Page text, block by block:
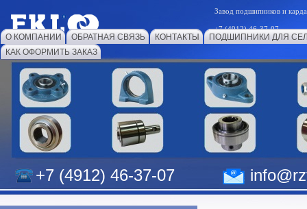
Завод подшипников и
+7 (4912) 46-37-07
О КОМПАНИИ ОБРАТНАЯ СВЯЗЬ КОНТАКТЫ
ПОДШИПНИКИ ДЛЯ
КАК ОФОРМИТЬ ЗАКАЗ
+7 (4912) 46-37-07